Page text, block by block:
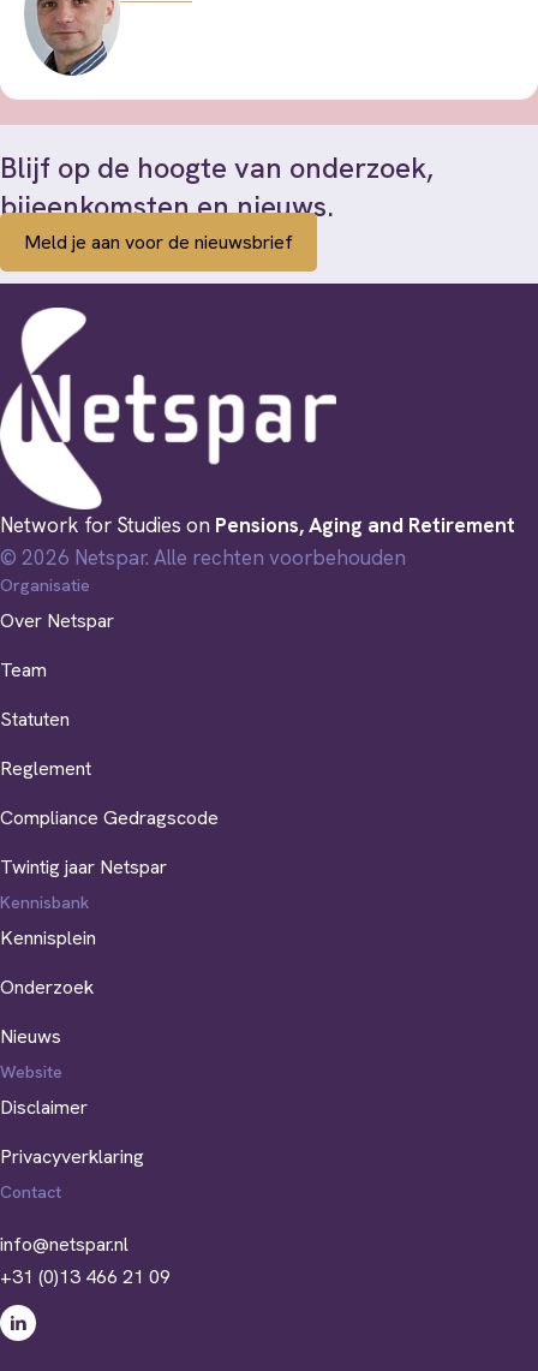
Blijf op de hoogte van onderzoek,
bijeenkomsten en nieuws.
Meld je aan voor de nieuwsbrief
Network for Studies on Pensions, Aging and Retirement
© 2026 Netspar. Alle rechten voorbehouden
Organisatie
Over Netspar
Team
Statuten
Reglement
Compliance Gedragscode
Twintig jaar Netspar
Kennisbank
Kennisplein
Onderzoek
Nieuws
Website
Disclaimer
Privacyverklaring
Contact
info@netspar.nl
+31 (0)13 466 21 09